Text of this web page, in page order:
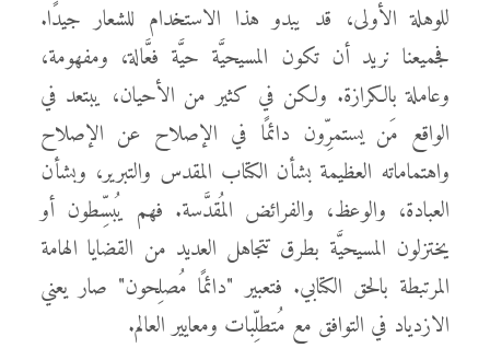
للوهلة الأولى، قد يبدو هذا الاستخدام للشعار جيدًا.
فجميعنا نريد أن تكون المسيحيَّة حيَّة فعَّالة، ومفهومة،
وعاملة بالكرازة. ولكن في كثير من الأحيان، يبتعد في
الواقع مَن يستمرِّون دائمًا في الإصلاح عن الإصلاح
واهتماماته العظيمة بشأن الكتاب المقدس والتبرير، وبشأن
العبادة، والوعظ، والفرائض المُقدَّسة. فهم يُبسِّطون أو
يختزلون المسيحيَّة بطرق تتجاهل العديد من القضايا الهامة
المرتبطة بالحق الكتابي. فتعبير "دائمًا مُصلِحون" صار يعني
الازدياد في التوافق مع مُتطلِّبات ومعايير العالم.